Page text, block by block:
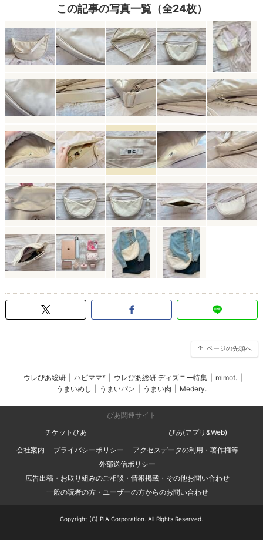
この記事の写真一覧（全24枚）
ページの先頭へ
ウレぴあ総研 ハピママ* ウレぴあ総研 ディズニー特集 mimot.
うまいめし
うまいパン うまい肉 Medery.
ぴあ関連サイト
チケットぴあ
ぴあ(アプリ&Web)
会社案内
プライバシーポリシー
アクセスデータの利用・著作権等
外部送信ポリシー
広告出稿・お取り組みのご相談・情報掲載・その他お問い合わせ
一般の読者の方・ユーザーの方からのお問い合わせ
Copyright (C) PIA Corporation. All Rights Reserved.